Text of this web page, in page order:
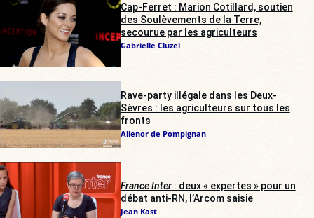
Cap-Ferret : Marion Cotillard, soutien
des Soulèvements de la Terre,
secourue par les agriculteurs
Gabrielle Cluzel
Rave-party illégale dans les Deux-
Sèvres : les agriculteurs sur tous les
fronts
Alienor de Pompignan
France Inter: deux « expertes » pour un
débat anti-RN, l’Arcom saisie
Jean Kast